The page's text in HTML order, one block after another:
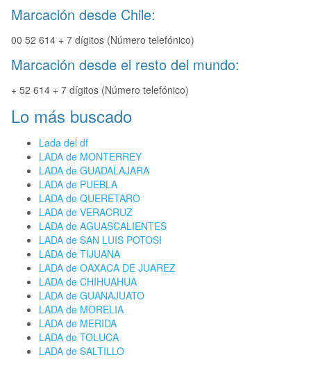
Marcación desde Chile:
00 52 614 + 7 dígitos (Número telefónico)
Marcación desde el resto del mundo:
+ 52 614 + 7 dígitos (Número telefónico)
Lo más buscado
Lada del df
LADA de MONTERREY
LADA de GUADALAJARA
LADA de PUEBLA
LADA de QUERETARO
LADA de VERACRUZ
LADA de AGUASCALIENTES
LADA de SAN LUIS POTOSI
LADA de TIJUANA
LADA de OAXACA DE JUAREZ
LADA de CHIHUAHUA
LADA de GUANAJUATO
LADA de MORELIA
LADA de MERIDA
LADA de TOLUCA
LADA de SALTILLO